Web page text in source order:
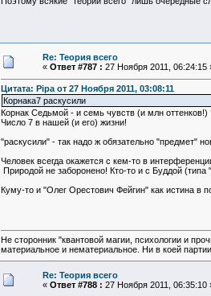
Re: Теория всего
« Ответ #787 : 27 Ноября 2011, 06:24:15
Цитата: Pipa от 27 Ноября 2011, 03:08:11
Корнака7 раскусили
Корнак Седьмой - и семь чувств (и млн оттенков!)
Число 7 в нашей (и его) жизни!
"раскусили" - так надо ж обязательно "предмет"
Человек всегда окажется с кем-то в
Природой не заборонено! Кто-то и с Буддой
Куму-то и "Олег Орестович Фейгин" как истина в
Не сторонник "квантовой магии, психологии и
материальное и нематериальное. Ни в коей
Re: Теория всего
« Ответ #788 : 27 Ноября 2011, 06:35:10